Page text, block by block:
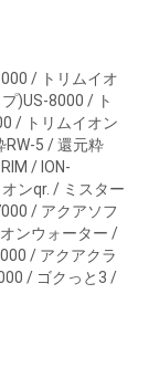
/ トリムイオ
)US-8000 / ト
/ トリムイオン
RW-5 / 還元粋
/ ION-
ンqr. / ミスター
/ アクアソフ
ンウォーター /
/ アクアクラ
/ ゴクっと3 /